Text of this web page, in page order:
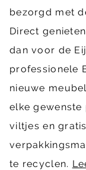
bezorgd met
Direct
dan voor de
professionele
nieuwe
elke
viltjes en
te recyclen.